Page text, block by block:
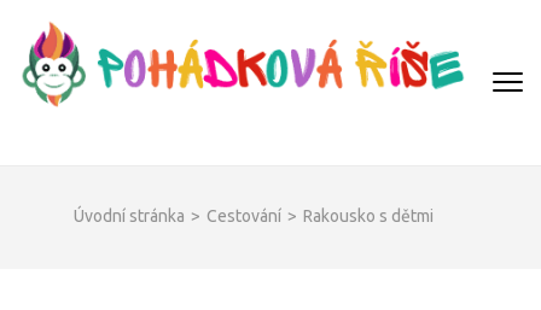
obsah
(Enter)
Úvodní stránka > Cestování > Rakousko s dětmi